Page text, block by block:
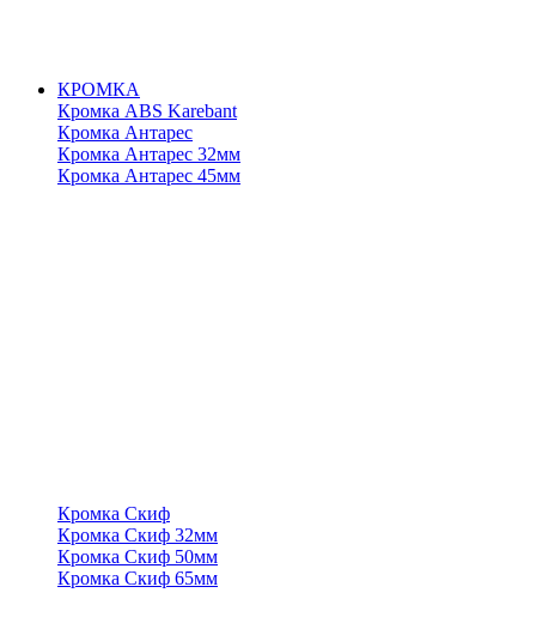
КРОМКА
Кромка ABS Karebant
Кромка Антарес
Кромка Антарес 32мм
Кромка Антарес 45мм
Кромка Скиф
Кромка Скиф 32мм
Кромка Скиф 50мм
Кромка Скиф 65мм